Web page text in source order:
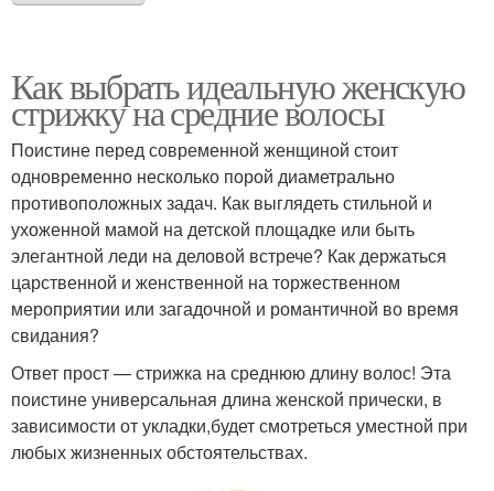
Как выбрать идеальную женскую
стрижку на средние волосы
Поистине перед современной женщиной стоит
одновременно несколько порой диаметрально
противоположных задач. Как выглядеть стильной и
ухоженной мамой на детской площадке или быть
элегантной леди на деловой встрече? Как держаться
царственной и женственной на торжественном
мероприятии или загадочной и романтичной во время
свидания?
Ответ прост — стрижка на среднюю длину волос! Эта
поистине универсальная длина женской прически, в
зависимости от укладки,будет смотреться уместной при
любых жизненных обстоятельствах.